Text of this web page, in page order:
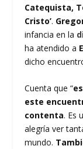
Catequista,
Cristo’.
infancia en la
ha atendido a
dicho
Cuenta que “
este
contenta. Es
alegría ver
mundo.